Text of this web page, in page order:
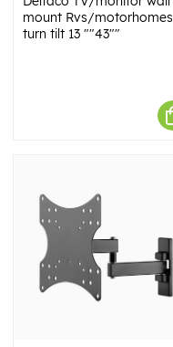
mount Rvs/motorhomes
turn tilt 13 ""43""